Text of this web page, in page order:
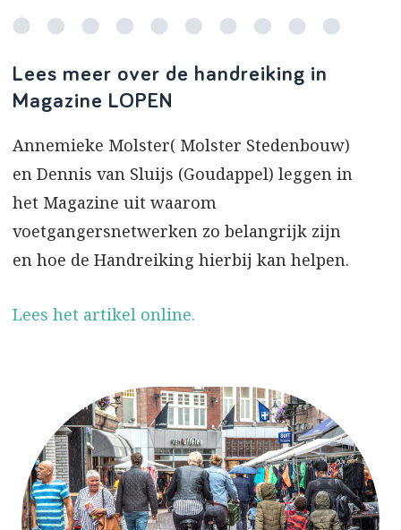
Lees meer over de handreiking in
Magazine LOPEN
Annemieke Molster( Molster Stedenbouw)
en Dennis van Sluijs (Goudappel) leggen in
het Magazine uit waarom
voetgangersnetwerken zo belangrijk zijn
en hoe de Handreiking hierbij kan helpen.
Lees het artikel online.